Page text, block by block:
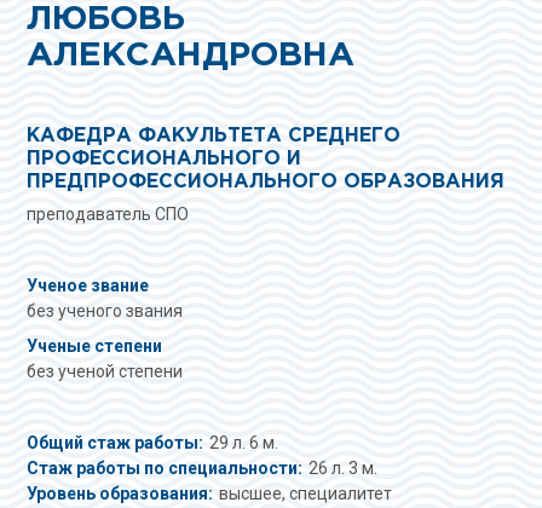
ЛЮБОВЬ
АЛЕКСАНДРОВНА
КАФЕДРА ФАКУЛЬТЕТА СРЕДНЕГО
ПРОФЕССИОНАЛЬНОГО И
ПРЕДПРОФЕССИОНАЛЬНОГО ОБРАЗОВАНИЯ
преподаватель СПО
Ученое звание
без ученого звания
Ученые степени
без ученой степени
Общий стаж работы: 29 л. 6 м.
Стаж работы по специальности: 26 л. 3 м.
Уровень образования: высшее, специалитет